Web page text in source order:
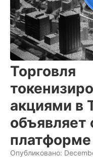
Торговля
акциями в
объявляет
платформе
Опубликовано: